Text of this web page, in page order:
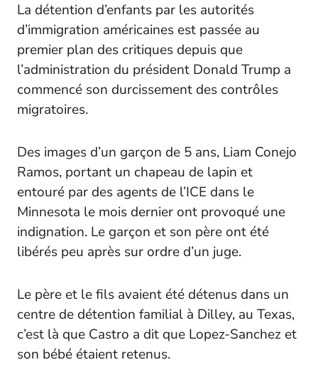
La détention d’enfants par les autorités
d’immigration américaines est passée au
premier plan des critiques depuis que
l’administration du président Donald Trump a
commencé son durcissement des contrôles
migratoires.
Des images d’un garçon de 5 ans, Liam Conejo
Ramos, portant un chapeau de lapin et
entouré par des agents de l’ICE dans le
Minnesota le mois dernier ont provoqué une
indignation. Le garçon et son père ont été
libérés peu après sur ordre d’un juge.
Le père et le fils avaient été détenus dans un
centre de détention familial à Dilley, au Texas,
c’est là que Castro a dit que Lopez-Sanchez et
son bébé étaient retenus.